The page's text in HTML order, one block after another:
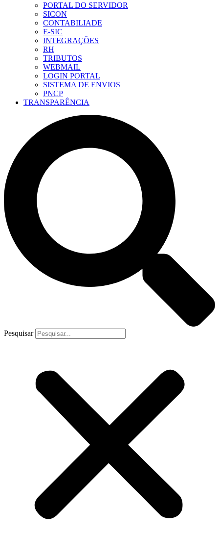
PORTAL DO SERVIDOR
SICON
CONTABILIADE
E-SIC
INTEGRAÇÕES
RH
TRIBUTOS
WEBMAIL
LOGIN PORTAL
SISTEMA DE ENVIOS
PNCP
TRANSPARÊNCIA
Pesquisar